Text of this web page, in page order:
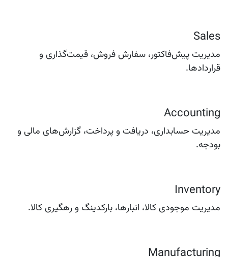
Sales
مدیریت پیش‌فاکتور، سفارش فروش، قیمت‌گذاری و
قراردادها.
Accounting
مدیریت حسابداری، دریافت و پرداخت، گزارش‌های مالی و
بودجه.
Inventory
مدیریت موجودی کالا، انبارها، بارکدینگ و رهگیری کالا.